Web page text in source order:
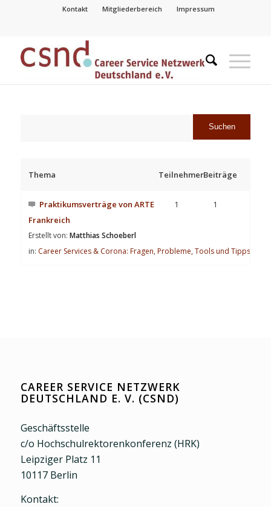
Kontakt Mitgliederbereich Impressum
Thema TeilnehmerBeiträge
Praktikumsverträge von ARTE
Frankreich
Erstellt von: Matthias Schoeberl
in: Career Services & Corona: Fragen, Probleme, Tools und Tipps
1 1
CAREER SERVICE NETZWERK
DEUTSCHLAND E. V. (CSND)
Geschäftsstelle
c/o Hochschulrektorenkonferenz (HRK)
Leipziger Platz 11
10117 Berlin
Kontakt: